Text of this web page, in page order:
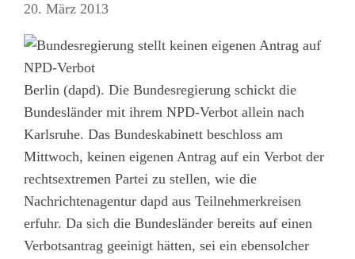
20. März 2013
Berlin (dapd). Die Bundesregierung schickt die
Bundesländer mit ihrem NPD-Verbot allein nach
Karlsruhe. Das Bundeskabinett beschloss am
Mittwoch, keinen eigenen Antrag auf ein Verbot der
rechtsextremen Partei zu stellen, wie die
Nachrichtenagentur dapd aus Teilnehmerkreisen
erfuhr. Da sich die Bundesländer bereits auf einen
Verbotsantrag geeinigt hätten, sei ein ebensolcher